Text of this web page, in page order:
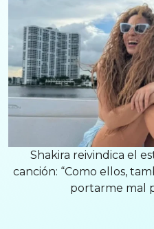
Shakira reivindica el
canción: “Como ellos,
portarme mal